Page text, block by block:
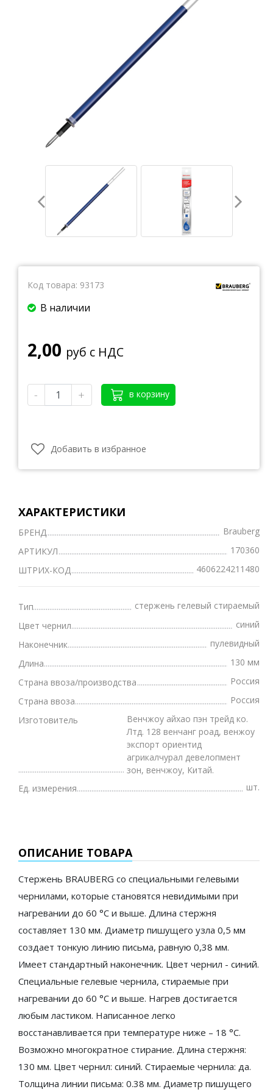
Ватманы, калька, бумага миллиметровая, форматки
Бумага для художественных и дизайнерских работ
Грамоты, дипломы, благодарности
Канцелярские книги, книги учета
Календари
Бумага писчая, газетная, копирка
Бумага в рулоне и стопе
Код товара: 93173
В наличии
2,00 руб с НДС
- + в корзину
Добавить в избранное
ХАРАКТЕРИСТИКИ
БРЕНД
Brauberg
АРТИКУЛ
170360
ШТРИХ-КОД
4606224211480
Тип
стержень гелевый стираемый
Цвет чернил
синий
Наконечник
пулевидный
Длина
130 мм
Страна ввоза/производства
Россия
Страна ввоза
Россия
Изготовитель
Венчжоу айхао пэн трейд ко.
Лтд. 128 венчанг роад, венжоу
экспорт ориентид
агрикалчурал девелопмент
зон, венчжоу, Китай.
Ед. измерения
шт.
ОПИСАНИЕ ТОВАРА
Стержень BRAUBERG со специальными гелевыми
чернилами, которые становятся невидимыми при
нагревании до 60 °С и выше. Длина стержня
составляет 130 мм. Диаметр пишущего узла 0,5 мм
создает тонкую линию письма, равную 0,38 мм.
Имеет стандартный наконечник. Цвет чернил - синий.
Специальные гелевые чернила, стираемые при
нагревании до 60 °С и выше. Нагрев достигается
любым ластиком. Написанное легко
восстанавливается при температуре ниже – 18 °С.
Возможно многократное стирание. Длина стержня:
130 мм. Цвет чернил: синий. Стираемые чернила: да.
Толщина линии письма: 0.38 мм. Диаметр пишущего